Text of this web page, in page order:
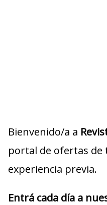
Bienvenido/a a
portal de ofertas de
experiencia previa.
Entrá cada día a